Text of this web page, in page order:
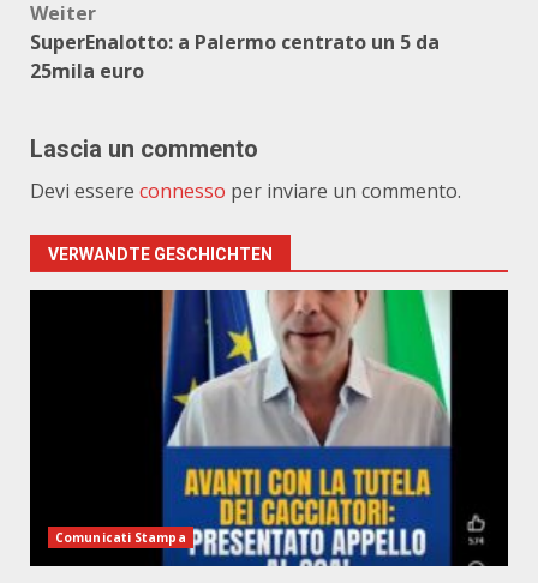
Weiter
SuperEnalotto: a Palermo centrato un 5 da
25mila euro
Lascia un commento
Devi essere connesso per inviare un commento.
VERWANDTE GESCHICHTEN
Comunicati Stampa